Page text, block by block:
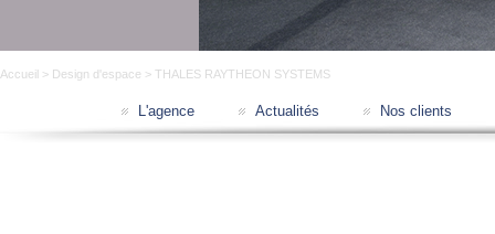
Accueil > Design d'espace > THALES RAYTHEON SYSTEMS
L'agence Actualités Nos clients